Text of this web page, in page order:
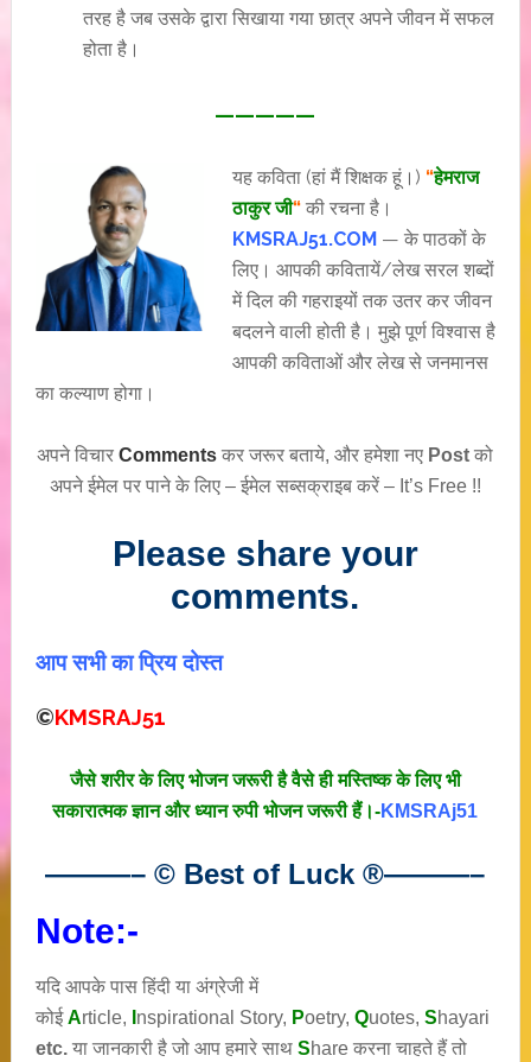
तरह है जब उसके द्वारा सिखाया गया छात्र अपने जीवन में सफल
होता है।
—————
यह कविता (हां मैं शिक्षक हूं।) “हेमराज
ठाकुर जी“की रचना है।
KMSRAJ51.COM— के पाठकों के
लिए। आपकी कवितायें/लेख सरल शब्दों
में दिल की गहराइयों तक उतर कर जीवन
बदलने वाली होती है। मुझे पूर्ण विश्वास है
आपकी कविताओं और लेख से जनमानस
का कल्याण होगा।
अपने विचारComments कर जरूर बताये, और हमेशा नए Post को
अपने ईमेल पर पाने के लिए – ईमेल सब्सक्राइब करें – It’s Free !!
Please share your
comments.
आप सभी का प्रिय दोस्त
©KMSRAJ51
जैसे शरीर के लिए भोजन जरूरी है वैसे ही मस्तिष्क के लिए भी
सकारात्मक ज्ञान और ध्यान रुपी भोजन जरूरी हैं।-KMSRAj51
———– © Best of Luck®———–
Note:-
यदि आपके पास हिंदी या अंग्रेजी में
कोईArticle, nspirational Story, Poetry, Quotes, Shayari
etc.या जानकारी है जो आप हमारे साथShare करना चाहते हैं तो